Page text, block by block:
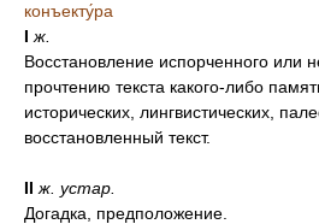
конъекту́ра
I ж.
Восстановление испорченного или
прочтению текста какого-либо
исторических, лингвистических,
восстановленный текст.
II ж. устар.
Догадка, предположение.